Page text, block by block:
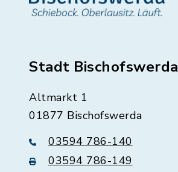
Stadt Bischofswerda
Altmarkt 1
01877 Bischofswerda
03594 786-140
03594 786-149